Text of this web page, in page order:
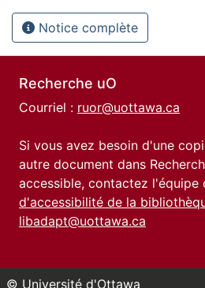
Notice complète
Recherche uO
Courriel : ruor@uottawa.ca
Si vous avez besoin d'une
autre document dans
accessible, contactez l'équipe
d'accessibilité de la
libadapt@uottawa.ca
© Université d'Ottawa